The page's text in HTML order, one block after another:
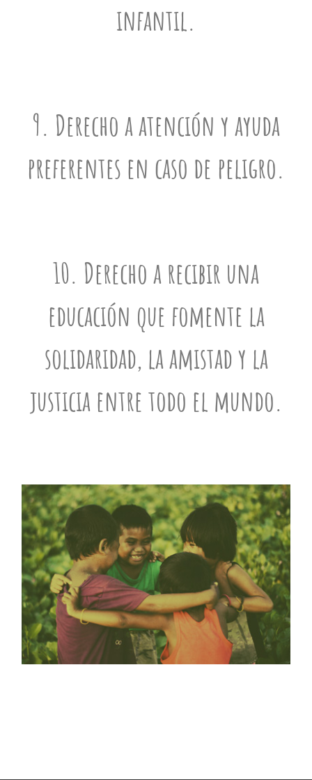
infantil.
9. Derecho a atención y ayuda
preferentes en caso de peligro.
10. Derecho a recibir una
educación que fomente la
solidaridad, la amistad y la
justicia entre todo el mundo.